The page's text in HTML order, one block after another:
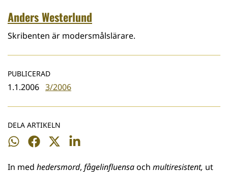
Anders Westerlund
Skribenten är modersmålslärare.
PUBLICERAD
1.1.2006 3/2006
DELA ARTIKELN
Dela
Dela
Dela
Dela
In med hedersmord, fågelinfluensaoch multiresistent, ut